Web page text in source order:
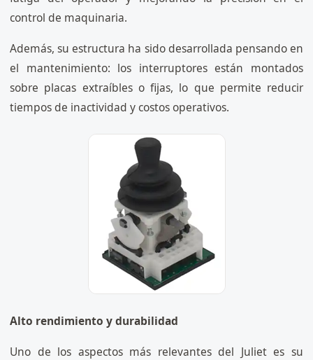
control de maquinaria.
Además, su estructura ha sido desarrollada pensando en
el mantenimiento: los interruptores están montados
sobre placas extraíbles o fijas, lo que permite reducir
tiempos de inactividad y costos operativos.
Alto rendimiento y durabilidad
Uno de los aspectos más relevantes del Juliet es su